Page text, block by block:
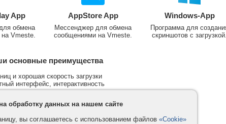
App
обмена
Vmeste.
AppStore App
Мессенджер для обмена
сообщениями на Vmeste.
Windows-App
Программа для
скриншотов с загрузкой.
основные преимущества
и хорошая скорость загрузки
интерфейс, интерактивность
надоедливую рекламу
и сообществах
типов и больших файлов
обработку данных на нашем сайте
вы соглашаетесь с использованием файлов «Cookie»